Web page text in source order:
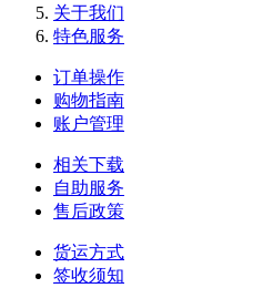
关于我们
特色服务
订单操作
购物指南
账户管理
相关下载
自助服务
售后政策
货运方式
签收须知